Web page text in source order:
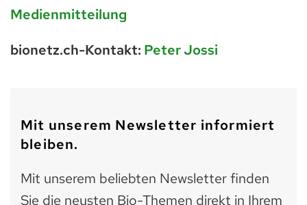
Medienmitteilung
bionetz.ch-Kontakt: Peter Jossi
Mit unserem Newsletter informiert
bleiben.
Mit unserem beliebten Newsletter finden
Sie die neusten Bio-Themen direkt in Ihrem